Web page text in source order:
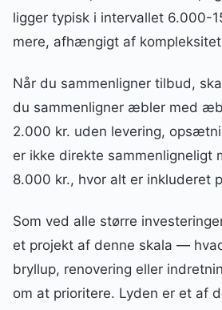
ligger typisk i intervallet 6.000-
mere, afhængigt af
Når du sammenligner tilbud,
du sammenligner æbler med
2.000 kr. uden levering,
er ikke direkte sammenligneligt
8.000 kr., hvor alt er inkluderet
Som ved alle større
et projekt af denne skala —
bryllup, renovering eller
om at prioritere. Lyden er et af